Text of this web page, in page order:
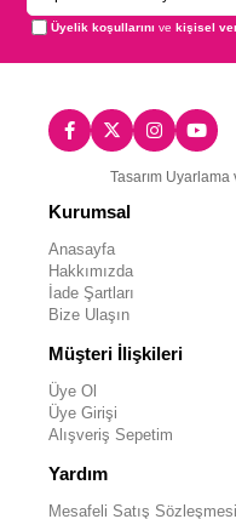
Üyelik koşullarını vekişisel
Tasarım
Kurumsal
Anasayfa
Hakkımızda
İade Şartları
Bize Ulaşın
Müşteri İlişkileri
Üye Ol
Üye Girişi
Alışveriş Sepetim
Yardım
Mesafeli Satış Sözleşmesi